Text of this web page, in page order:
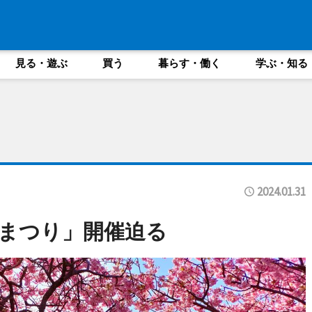
見る・遊ぶ 買う 暮らす・働く 学ぶ・知る
2024.01.31
つり」開催迫る